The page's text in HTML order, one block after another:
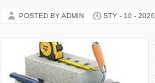
POSTED BY ADMIN STY - 10 - 2026